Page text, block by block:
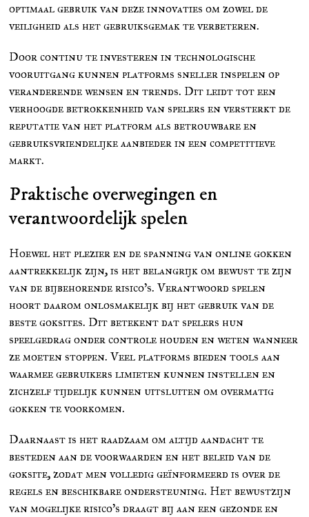
optimaal gebruik van deze innovaties om zowel de
veiligheid als het gebruiksgemak te verbeteren.
Door continu te investeren in technologische
vooruitgang kunnen platforms sneller inspelen op
veranderende wensen en trends. Dit leidt tot een
verhoogde betrokkenheid van spelers en versterkt de
reputatie van het platform als betrouwbare en
gebruiksvriendelijke aanbieder in een competitieve
markt.
Praktische overwegingen en
verantwoordelijk spelen
Hoewel het plezier en de spanning van online gokken
aantrekkelijk zijn, is het belangrijk om bewust te zijn
van de bijbehorende risico’s. Verantwoord spelen
hoort daarom onlosmakelijk bij het gebruik van de
beste goksites. Dit betekent dat spelers hun
speelgedrag onder controle houden en weten wanneer
ze moeten stoppen. Veel platforms bieden tools aan
waarmee gebruikers limieten kunnen instellen en
zichzelf tijdelijk kunnen uitsluiten om overmatig
gokken te voorkomen.
Daarnaast is het raadzaam om altijd aandacht te
besteden aan de voorwaarden en het beleid van de
goksite, zodat men volledig geïnformeerd is over de
regels en beschikbare ondersteuning. Het bewustzijn
van mogelijke risico’s draagt bij aan een gezonde en